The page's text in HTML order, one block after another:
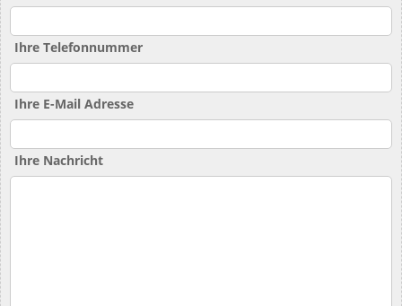
Ihre Telefonnummer
Ihre E-Mail Adresse
Ihre Nachricht